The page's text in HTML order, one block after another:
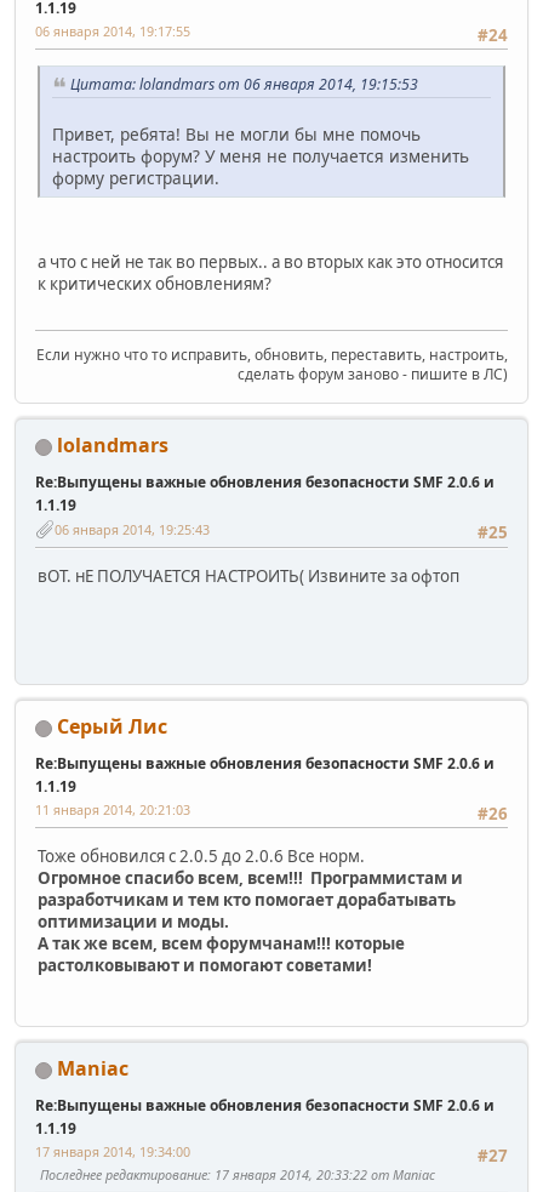
1.1.19
#24
06 января 2014, 19:17:55
Цитата: lolandmars от 06 января 2014, 19:15:53
Привет, ребята! Вы не могли бы мне помочь
настроить форум? У меня не получается изменить
форму регистрации.
а что с ней не так во первых.. а во вторых как это относится
к критических обновлениям?
Если нужно что то исправить, обновить, переставить, настроить,
сделать форум заново - пишите в ЛС)
lolandmars
Re:Выпущены важные обновления безопасности SMF 2.0.6 и
1.1.19
#25
06 января 2014, 19:25:43
вОТ. нЕ ПОЛУЧАЕТСЯ НАСТРОИТЬ( Извините за офтоп
Серый Лис
Re:Выпущены важные обновления безопасности SMF 2.0.6 и
1.1.19
#26
11 января 2014, 20:21:03
Тоже обновился с 2.0.5 до 2.0.6 Все норм.
Огромное спасибо всем, всем!!! Программистам и
разработчикам и тем кто помогает дорабатывать
оптимизации и моды.
А так же всем, всем форумчанам!!! которые
растолковывают и помогают советами!
Maniac
Re:Выпущены важные обновления безопасности SMF 2.0.6 и
1.1.19
#27
17 января 2014, 19:34:00
Последнее редактирование: 17 января 2014, 20:33:22 от Maniac